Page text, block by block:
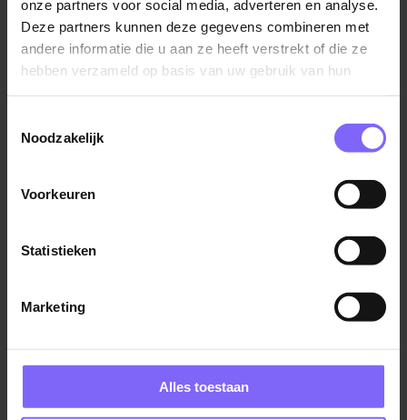
onze partners voor social media, adverteren en analyse.
Deze partners kunnen deze gegevens combineren met
andere informatie die u aan ze heeft verstrekt of die ze
hebben verzameld op basis van uw gebruik van hun
Noodzakelijk
Voorkeuren
Statistieken
Marketing
Alles toestaan
Geen geschikte vacature